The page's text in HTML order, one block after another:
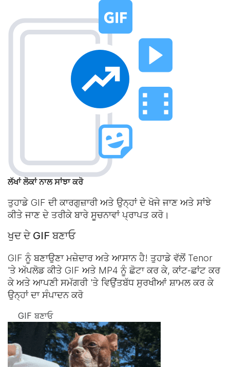
ਲੱਖਾਂ ਲੋਕਾਂ ਨਾਲ ਸਾਂਝਾ ਕਰੋ
ਤੁਹਾਡੇ GIF ਦੀ ਕਾਰਗੁਜ਼ਾਰੀ ਅਤੇ ਉਨ੍ਹਾਂ ਦੇ ਖੋਜੇ ਜਾਣ ਅਤੇ ਸਾਂਝੇ
ਕੀਤੇ ਜਾਣ ਦੇ ਤਰੀਕੇ ਬਾਰੇ ਸੂਚਨਾਵਾਂ ਪ੍ਰਾਪਤ ਕਰੋ।
ਖੁਦ ਦੇ GIF ਬਣਾਓ
GIF ਨੂੰ ਬਣਾਉਣਾ ਮਜ਼ੇਦਾਰ ਅਤੇ ਆਸਾਨ ਹੈ! ਤੁਹਾਡੇ ਵੱਲੋਂ Tenor
'ਤੇ ਅੱਪਲੋਡ ਕੀਤੇ GIF ਅਤੇ MP4 ਨੂੰ ਛੋਟਾ ਕਰ ਕੇ, ਕਾਂਟ-ਛਾਂਟ ਕਰ
ਕੇ ਅਤੇ ਆਪਣੀ ਸਮੱਗਰੀ 'ਤੇ ਵਿਉਂਤਬੱਧ ਸੁਰਖੀਆਂ ਸ਼ਾਮਲ ਕਰ ਕੇ
ਉਨ੍ਹਾਂ ਦਾ ਸੰਪਾਦਨ ਕਰੋ
GIF ਬਣਾਓ